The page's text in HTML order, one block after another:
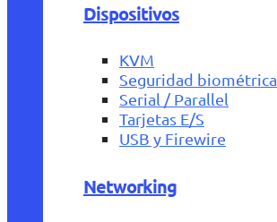
Dispositivos
KVM
Seguridad biométrica
Serial / Parallel
Tarjetas E/S
USB y Firewire
Networking